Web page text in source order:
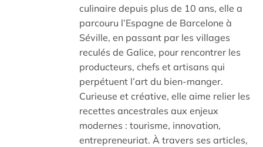
culinaire depuis plus de 10 ans, elle a
parcouru l’Espagne de Barcelone à
Séville, en passant par les villages
reculés de Galice, pour rencontrer les
producteurs, chefs et artisans qui
perpétuent l’art du bien-manger.
Curieuse et créative, elle aime relier les
recettes ancestrales aux enjeux
modernes : tourisme, innovation,
entrepreneuriat. À travers ses articles,